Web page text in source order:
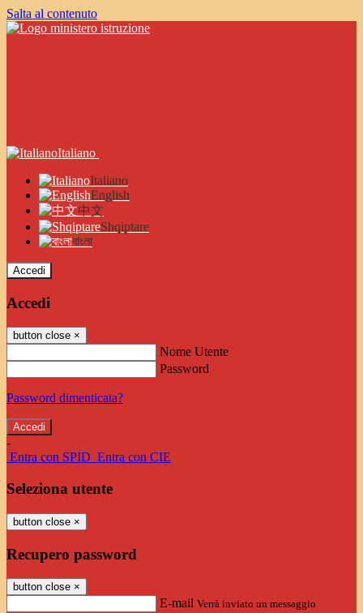
Salta al contenuto
Italiano
Italiano
English
中文
Shqiptare
বাংলা
Accedi
Accedi
button close ×
Nome Utente
Password
Password dimenticata?
-
Entra con SPID Entra con CIE
Seleziona utente
button close ×
Recupero password
button close ×
E-mail Verrà inviato un messaggio